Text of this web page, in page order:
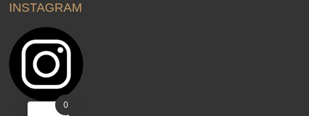
INSTAGRAM
0